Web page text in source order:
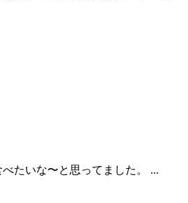
たいな〜と思ってました。 ...